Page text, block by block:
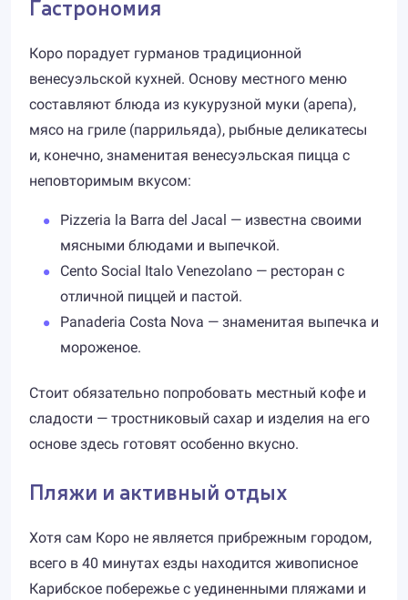
Гастрономия
Коро порадует гурманов традиционной
венесуэльской кухней. Основу местного меню
составляют блюда из кукурузной муки (арепа),
мясо на гриле (паррильяда), рыбные деликатесы
и, конечно, знаменитая венесуэльская пицца с
неповторимым вкусом:
Pizzeria la Barra del Jacal — известна своими
мясными блюдами и выпечкой.
Cento Social Italo Venezolano — ресторан с
отличной пиццей и пастой.
Panaderia Costa Nova — знаменитая выпечка и
мороженое.
Стоит обязательно попробовать местный кофе и
сладости — тростниковый сахар и изделия на его
основе здесь готовят особенно вкусно.
Пляжи и активный отдых
Хотя сам Коро не является прибрежным городом,
всего в 40 минутах езды находится живописное
Карибское побережье с уединенными пляжами и